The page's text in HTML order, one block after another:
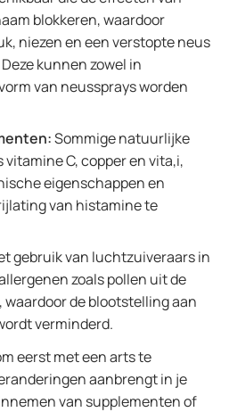
blokkeren, waardoor
niezen en een verstopte neus
kunnen zowel in
van neussprays worden
Sommige natuurlijke
C, copper en vita,i,
eigenschappen en
van histamine te
gebruik van luchtzuiveraars in
zoals pollen uit de
de blootstelling aan
verminderd.
eerst met een arts te
aanbrengt in je
van supplementen of